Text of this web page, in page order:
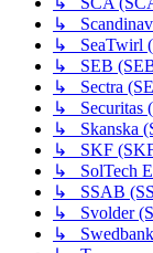
↳
↳ SeaTwirl
↳ SEB
↳ Sectra
↳ Securitas
↳ Skanska
↳ SKF
↳ SolTech
↳ SSAB
↳ Svolder
↳